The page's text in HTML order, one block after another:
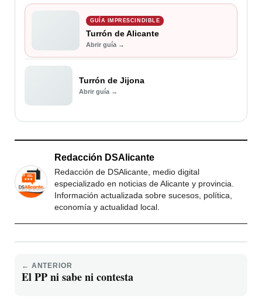
GUÍA IMPRESCINDIBLE
Turrón de Alicante
Abrir guía →
Turrón de Jijona
Abrir guía →
Redacción DSAlicante
Redacción de DSAlicante, medio digital
especializado en noticias de Alicante y provincia.
Información actualizada sobre sucesos, política,
economía y actualidad local.
← ANTERIOR
El PP ni sabe ni contesta